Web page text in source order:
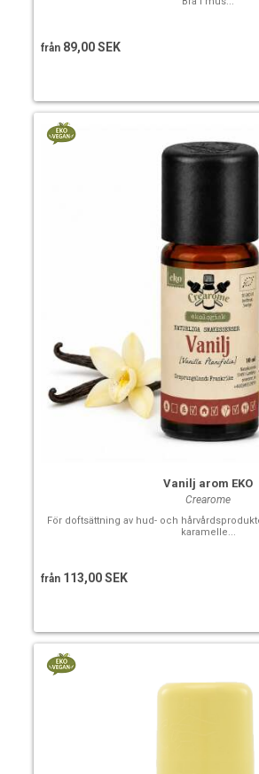
från 89,00 SEK
Vanilj arom EKO
Crearome
För doftsättning av hud- och
karamelle...
från 113,00 SEK